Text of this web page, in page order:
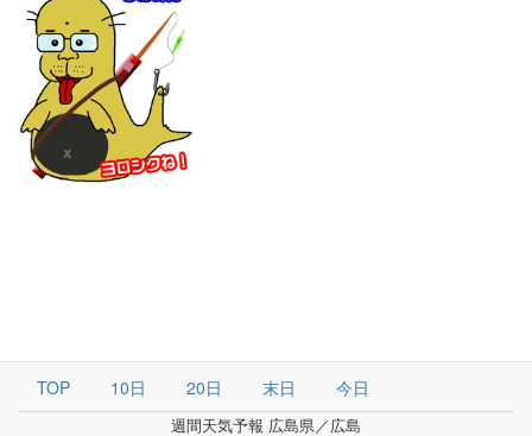
TOP 10日 20日 末日 今日
週間天気予報 広島県／広島